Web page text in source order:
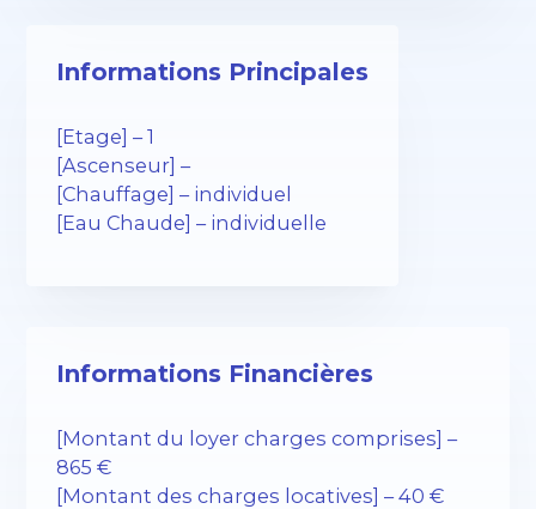
Informations Principales
[Etage] – 1
[Ascenseur] –
[Chauffage] – individuel
[Eau Chaude] – individuelle
Informations Financières
[Montant du loyer charges comprises] –
865 €
[Montant des charges locatives] – 40 €